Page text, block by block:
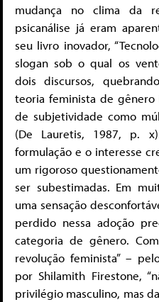
mudança no clima da
psicanálise já eram
seu livro inovador,
slogan sob o qual os
dois discursos,
teoria feminista de
de subjetividade como
(De Lauretis, 1987, p.
formulação e o interesse
um rigoroso
ser subestimadas. Em
uma sensação
perdido nessa adoção
categoria de gênero.
revolução feminista” –
por Shilamith Firestone,
privilégio masculino, mas